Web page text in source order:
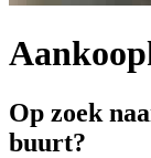
Op zoek
buurt?